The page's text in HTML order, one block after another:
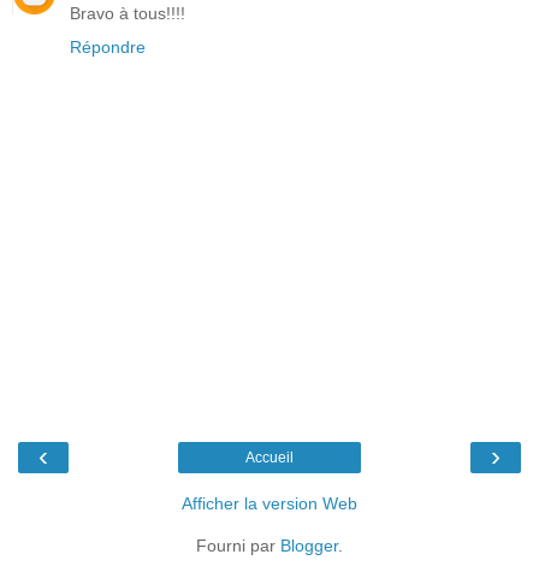
Bravo à tous!!!!
Répondre
‹ ›
Accueil
Afficher la version Web
Fourni par Blogger.